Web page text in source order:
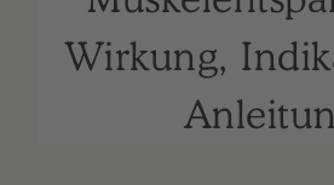
Wirkung,